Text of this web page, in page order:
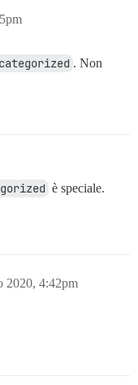
. Non
è speciale.
2020, 4:42pm